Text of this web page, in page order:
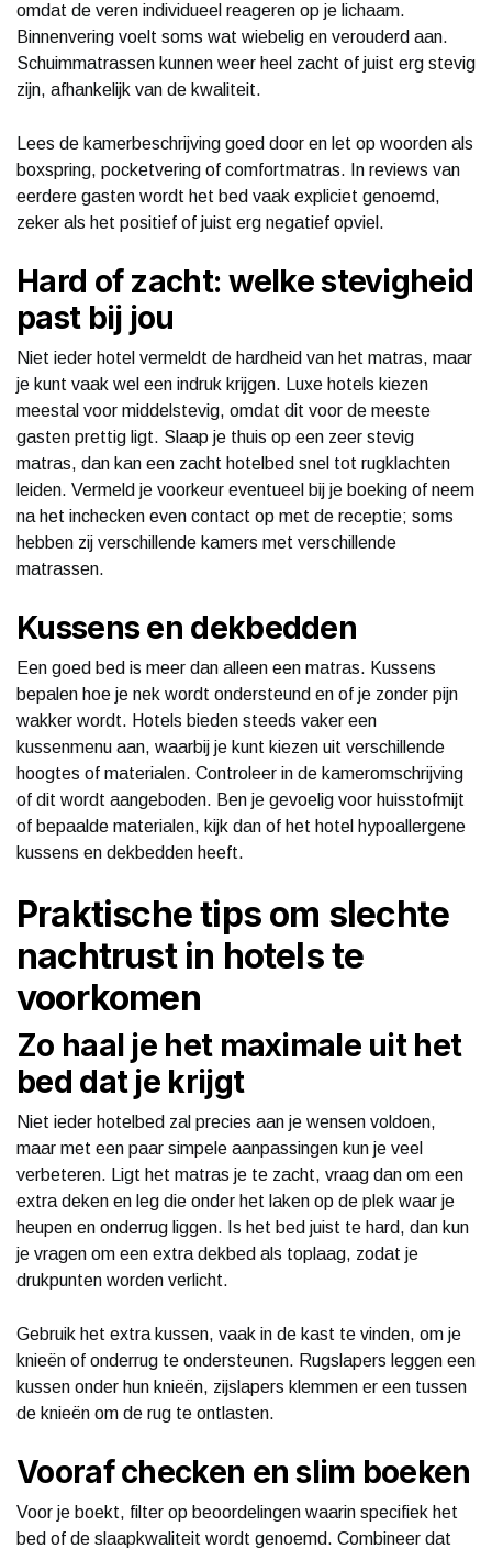
omdat de veren individueel reageren op je lichaam.
Binnenvering voelt soms wat wiebelig en verouderd aan.
Schuimmatrassen kunnen weer heel zacht of juist erg stevig
zijn, afhankelijk van de kwaliteit.
Lees de kamerbeschrijving goed door en let op woorden als
boxspring, pocketvering of comfortmatras. In reviews van
eerdere gasten wordt het bed vaak expliciet genoemd,
zeker als het positief of juist erg negatief opviel.
Hard of zacht: welke stevigheid
past bij jou
Niet ieder hotel vermeldt de hardheid van het matras, maar
je kunt vaak wel een indruk krijgen. Luxe hotels kiezen
meestal voor middelstevig, omdat dit voor de meeste
gasten prettig ligt. Slaap je thuis op een zeer stevig
matras, dan kan een zacht hotelbed snel tot rugklachten
leiden. Vermeld je voorkeur eventueel bij je boeking of neem
na het inchecken even contact op met de receptie; soms
hebben zij verschillende kamers met verschillende
matrassen.
Kussens en dekbedden
Een goed bed is meer dan alleen een matras. Kussens
bepalen hoe je nek wordt ondersteund en of je zonder pijn
wakker wordt. Hotels bieden steeds vaker een
kussenmenu aan, waarbij je kunt kiezen uit verschillende
hoogtes of materialen. Controleer in de kameromschrijving
of dit wordt aangeboden. Ben je gevoelig voor huisstofmijt
of bepaalde materialen, kijk dan of het hotel hypoallergene
kussens en dekbedden heeft.
Praktische tips om slechte
nachtrust in hotels te
voorkomen
Zo haal je het maximale uit het
bed dat je krijgt
Niet ieder hotelbed zal precies aan je wensen voldoen,
maar met een paar simpele aanpassingen kun je veel
verbeteren. Ligt het matras je te zacht, vraag dan om een
extra deken en leg die onder het laken op de plek waar je
heupen en onderrug liggen. Is het bed juist te hard, dan kun
je vragen om een extra dekbed als toplaag, zodat je
drukpunten worden verlicht.
Gebruik het extra kussen, vaak in de kast te vinden, om je
knieën of onderrug te ondersteunen. Rugslapers leggen een
kussen onder hun knieën, zijslapers klemmen er een tussen
de knieën om de rug te ontlasten.
Vooraf checken en slim boeken
Voor je boekt, filter op beoordelingen waarin specifiek het
bed of de slaapkwaliteit wordt genoemd. Combineer dat